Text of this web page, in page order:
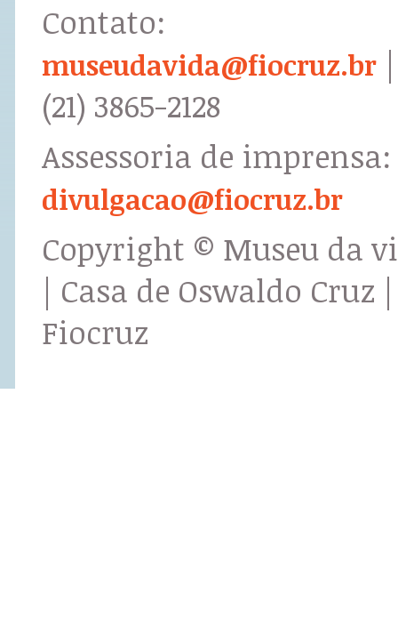
Contato:
museudavida@fiocruz.br |
(21) 3865-2128
Assessoria de imprensa:
divulgacao@fiocruz.br
Copyright © Museu da
| Casa de Oswaldo Cruz |
Fiocruz